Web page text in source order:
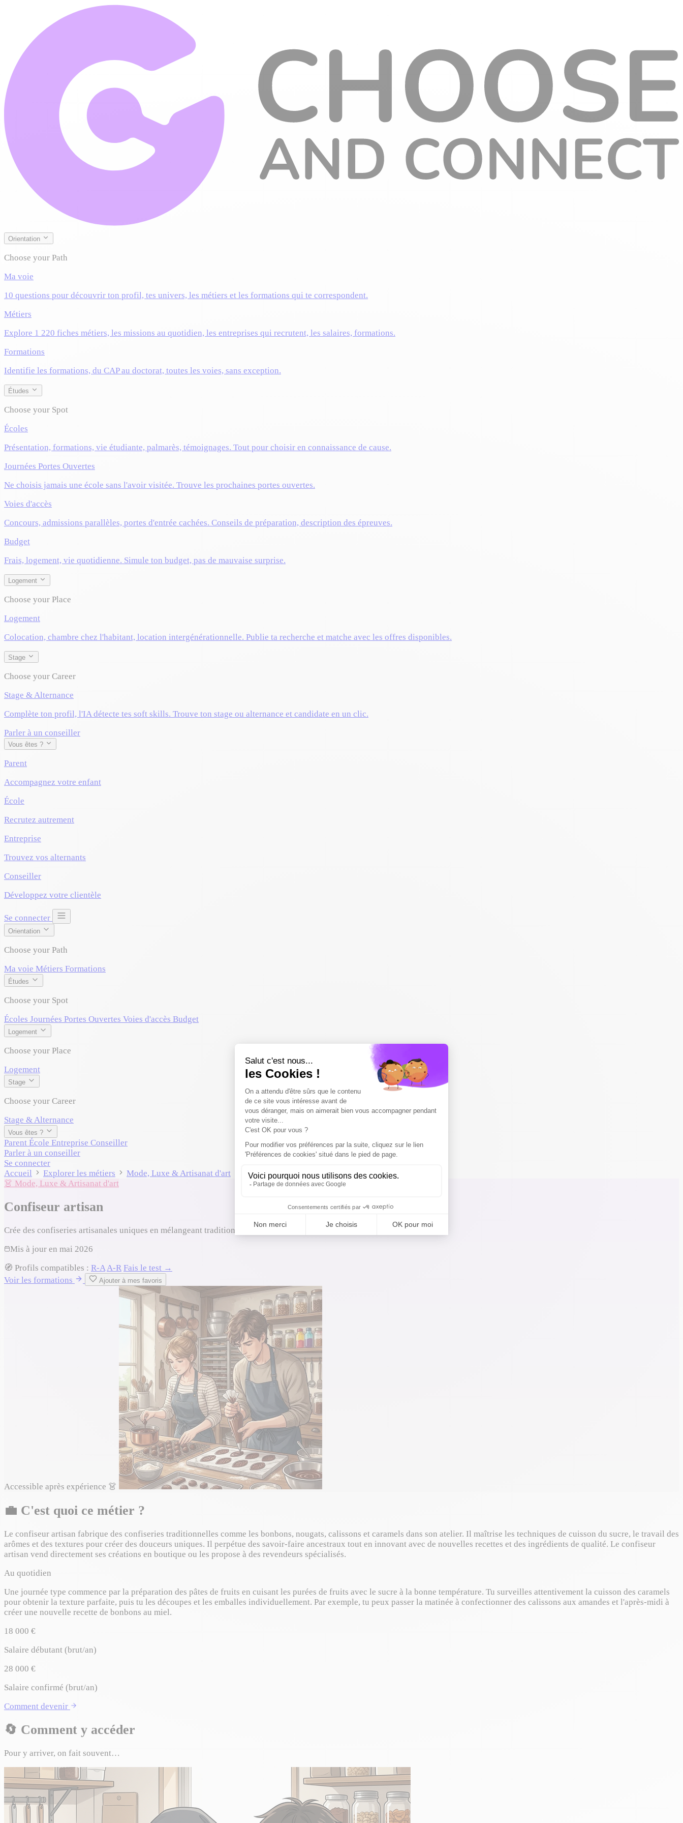
Orientation
Choose your Path
Ma voie
10 questions pour découvrir ton profil, tes univers, les métiers et les formations qui te correspondent.
Métiers
Explore 1 220 fiches métiers, les missions au quotidien, les entreprises qui recrutent, les salaires, formations.
Formations
Identifie les formations, du CAP au doctorat, toutes les voies, sans exception.
Études
Choose your Spot
Écoles
Présentation, formations, vie étudiante, palmarès, témoignages. Tout pour choisir en connaissance de cause.
Journées Portes Ouvertes
Ne choisis jamais une école sans l'avoir visitée. Trouve les prochaines portes ouvertes.
Voies d'accès
Concours, admissions parallèles, portes d'entrée cachées. Conseils de préparation, description des épreuves.
Budget
Frais, logement, vie quotidienne. Simule ton budget, pas de mauvaise surprise.
Logement
Choose your Place
Logement
Colocation, chambre chez l'habitant, location intergénérationnelle. Publie ta recherche et matche avec les offres disponibles.
Stage
Choose your Career
Stage & Alternance
Complète ton profil, l'IA détecte tes soft skills. Trouve ton stage ou alternance et candidate en un clic.
Parler à un conseiller
Vous êtes ?
Parent
Accompagnez votre enfant
École
Recrutez autrement
Entreprise
Trouvez vos alternants
Conseiller
Développez votre clientèle
Se connecter
Orientation
Choose your Path
Ma voie Métiers Formations
Études
Choose your Spot
Écoles Journées Portes Ouvertes Voies d'accès Budget
Logement
Choose your Place
Logement
Stage
Choose your Career
Stage & Alternance
Vous êtes ?
Parent École Entreprise Conseiller
Parler à un conseiller
Se connecter
Accueil
Explorer les métiers Mode, Luxe & Artisanat d'art
Confiseur artisan
👗 Mode, Luxe & Artisanat d'art
Confiseur artisan
Crée des confiseries artisanales uniques en mélangeant tradition et créativité pour régaler les gourmands
Mis à jour en mai 2026
🧭 Profils compatibles : R-AA-R Fais le test →
Voir les formations
Ajouter à mes favoris
Accessible après expérience 👗
💼 C'est quoi ce métier ?
Le confiseur artisan fabrique des confiseries traditionnelles comme les bonbons, nougats, calissons et caramels dans son atelier. Il maîtrise les techniques de cuisson du sucre, le travail des
arômes et des textures pour créer des douceurs uniques. Il perpétue des savoir-faire ancestraux tout en innovant avec de nouvelles recettes et des ingrédients de qualité. Le confiseur
artisan vend directement ses créations en boutique ou les propose à des revendeurs spécialisés.
Au quotidien
Une journée type commence par la préparation des pâtes de fruits en cuisant les purées de fruits avec le sucre à la bonne température. Tu surveilles attentivement la cuisson des caramels
pour obtenir la texture parfaite, puis tu les découpes et les emballes individuellement. Par exemple, tu peux passer la matinée à confectionner des calissons aux amandes et l'après-midi à
créer une nouvelle recette de bonbons au miel.
18 000 €
Salaire débutant (brut/an)
28 000 €
Salaire confirmé (brut/an)
Comment devenir
🔄 Comment y accéder
Pour y arriver, on fait souvent…